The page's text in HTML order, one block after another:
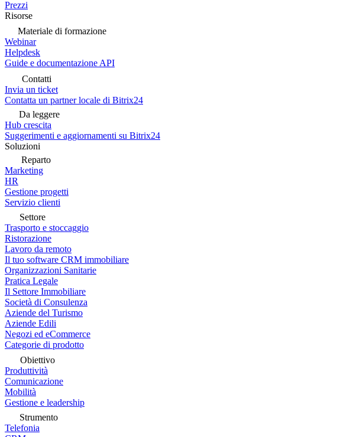
Prezzi
Risorse
Materiale di formazione
Webinar
Helpdesk
Guide e documentazione API
Contatti
Invia un ticket
Contatta un partner locale di Bitrix24
Da leggere
Hub crescita
Suggerimenti e aggiornamenti su Bitrix24
Soluzioni
Reparto
Marketing
HR
Gestione progetti
Servizio clienti
Settore
Trasporto e stoccaggio
Ristorazione
Lavoro da remoto
Il tuo software CRM immobiliare
Organizzazioni Sanitarie
Pratica Legale
Il Settore Immobiliare
Società di Consulenza
Aziende del Turismo
Aziende Edili
Negozi ed eCommerce
Categorie di prodotto
Obiettivo
Produttività
Comunicazione
Mobilità
Gestione e leadership
Strumento
Telefonia